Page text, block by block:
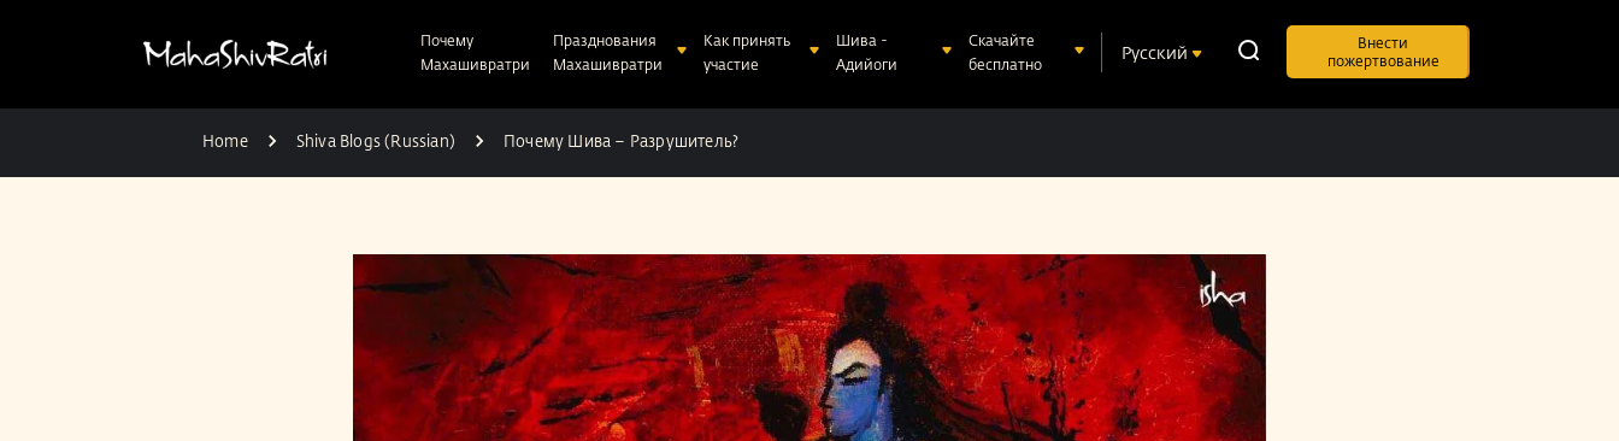
Почему
Махашивратри
Празднования
Махашивратри
Как принять
участие
Шива -
Адийоги
Скачайте
бесплатно
Русский
Внести
пожертвование
Home Shiva Blogs (Russian) Почему Шива – Разрушитель?